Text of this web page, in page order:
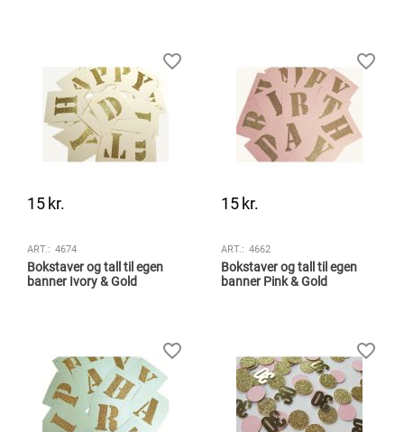
15kr.
ART.: 4674
Bokstaver og tall til egen
banner Ivory & Gold
15kr.
ART.: 4662
Bokstaver og tall til egen
banner Pink & Gold